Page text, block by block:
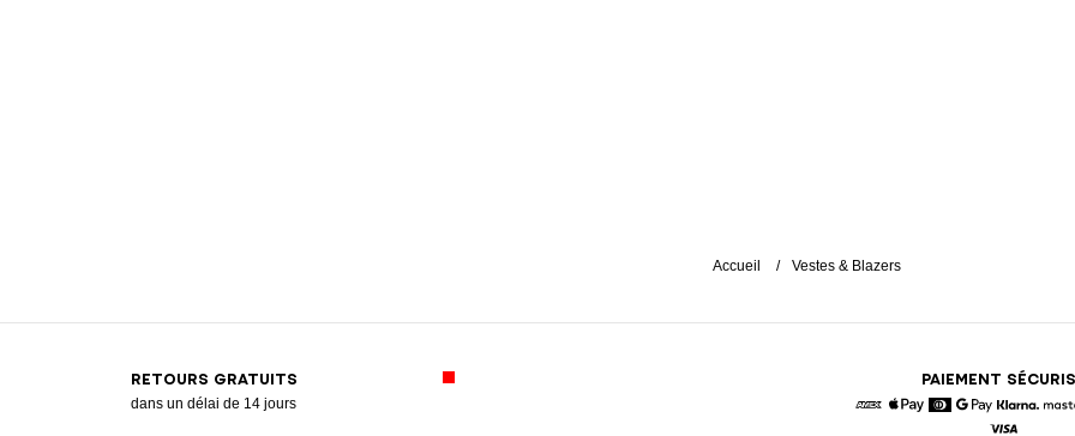
Accueil Vestes & Blazers
RETOURS GRATUITS
dans un délai de 14 jours
PAIEMENT
Google Pay
Klarna